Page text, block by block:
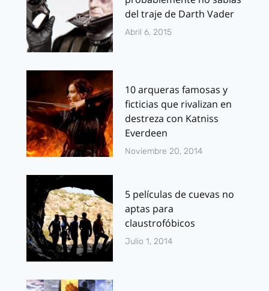
del traje de Darth Vader
Abril 6, 2015
10 arqueras famosas y
ficticias que rivalizan en
destreza con Katniss
Everdeen
Noviembre 20, 2014
5 películas de cuevas no
aptas para
claustrofóbicos
Julio 1, 2014